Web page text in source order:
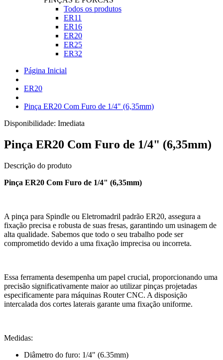
Todos os produtos
ER11
ER16
ER20
ER25
ER32
Página Inicial
ER20
Pinça ER20 Com Furo de 1/4" (6,35mm)
Disponibilidade: Imediata
Pinça ER20 Com Furo de 1/4" (6,35mm)
Descrição do produto
Pinça ER20 Com Furo de 1/4" (6,35mm)
A pinça para Spindle ou Eletromadril padrão ER20, assegura a
fixação precisa e robusta de suas fresas, garantindo um usinagem de
alta qualidade. Sabemos que todo o seu trabalho pode ser
comprometido devido a uma fixação imprecisa ou incorreta.
Essa ferramenta desempenha um papel crucial, proporcionando uma
precisão significativamente maior ao utilizar pinças projetadas
especificamente para máquinas Router CNC. A disposição
intercalada dos cortes laterais garante uma fixação uniforme.
Medidas:
Diâmetro do furo: 1/4" (6.35mm)